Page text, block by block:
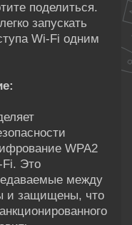
поделиться.
запускать
Wi-Fi одним
WPA2
Fi. Это
между
и защищены, что